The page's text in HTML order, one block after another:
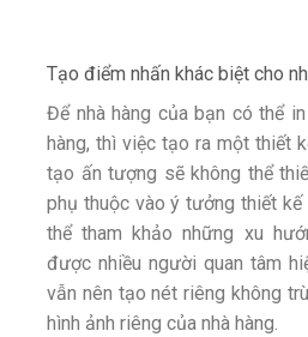
Tạo điểm nhấn khác biệt cho
Để nhà hàng của bạn có thể
hàng, thì việc tạo ra một thiết
tạo ấn tượng sẽ không thể
phụ thuộc vào ý tưởng thiết kế
thể tham khảo những xu
được nhiều người quan tâm
vẫn nên tạo nét riêng không
hình ảnh riêng của nhà hàng.